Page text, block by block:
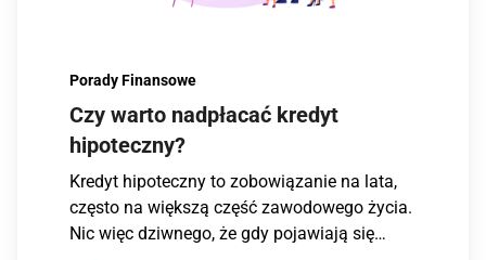
Porady Finansowe
Czy warto nadpłacać kredyt
hipoteczny?
Kredyt hipoteczny to zobowiązanie na lata,
często na większą część zawodowego życia.
Nic więc dziwnego, że gdy pojawiają się